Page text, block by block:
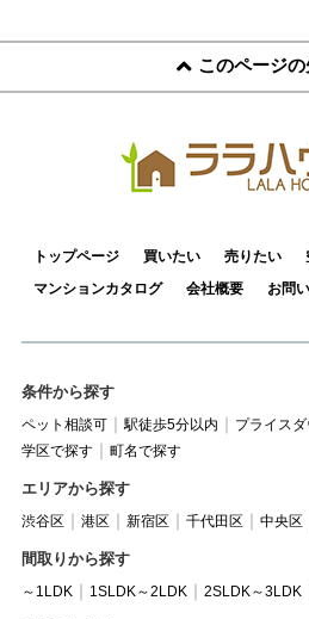
このページ
トップページ 買いたい 売りたい
マンションカタログ
会社概要 お問
条件から探す
ペット相談可 駅徒歩5分以内 プライス
学区で探す
町名で探す
エリアから探す
渋谷区 港区 新宿区 千代田区 中央区
間取りから探す
～1LDK 1SLDK～2LDK 2SLDK～3LDK